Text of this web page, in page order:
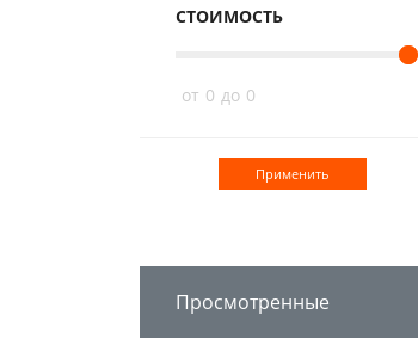
СТОИМОСТЬ
от 0 до 0
Применить
Просмотренные